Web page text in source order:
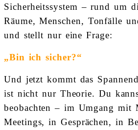
Sicherheitssystem – rund um
Räume, Menschen, Tonfälle
und stellt nur eine Frage:
„Bin ich sicher?“
Und jetzt kommt das
ist nicht nur Theorie. Du
beobachten – im Umgang mit
Meetings, in Gesprächen, in